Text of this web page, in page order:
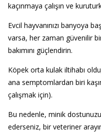
kaçınmaya çalışın ve
Evcil hayvanınızı banyoya
varsa, her zaman güvenilir
bakımını güçlendirin.
Köpek orta kulak iltihabı
ana semptomlardan biri
çalışmak için).
Bu nedenle, minik
ederseniz, bir veteriner